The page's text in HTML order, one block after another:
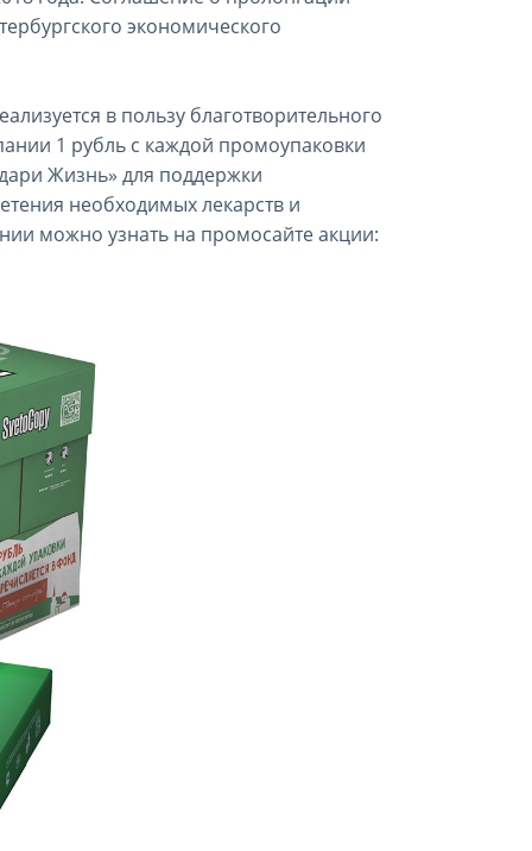
экономического
в пользу благотворительного
1 рубль с каждой промоупаковки
Жизнь» для поддержки
необходимых лекарств и
можно узнать на промосайте акции: